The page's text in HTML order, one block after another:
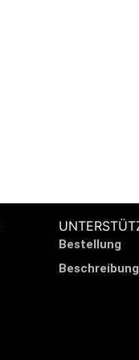
Bestellung
Beschreibung